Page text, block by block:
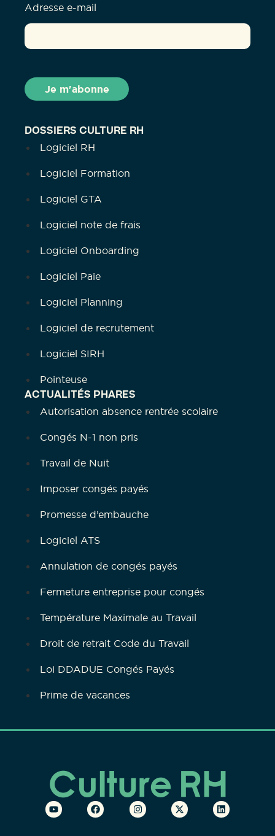
DOSSIERS CULTURE RH
Logiciel RH
Logiciel Formation
Logiciel GTA
Logiciel note de frais
Logiciel Onboarding
Logiciel Paie
Logiciel Planning
Logiciel de recrutement
Logiciel SIRH
Pointeuse
ACTUALITÉS PHARES
Autorisation absence rentrée scolaire
Congés N-1 non pris
Travail de Nuit
Imposer congés payés
Promesse d’embauche
Logiciel ATS
Annulation de congés payés
Fermeture entreprise pour congés
Température Maximale au Travail
Droit de retrait Code du Travail
Loi DDADUE Congés Payés
Prime de vacances
Adresse e-mail